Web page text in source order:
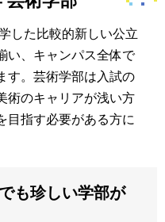
した比較的新しい公立
い、キャンパス全体で
す。芸術学部は入試の
術のキャリアが浅い方
目指す必要がある方に
も珍しい学部が